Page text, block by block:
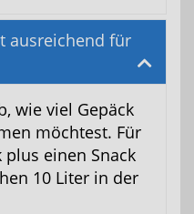
ausreichend für
wie viel Gepäck
möchtest. Für
einen Snack
10 Liter in der